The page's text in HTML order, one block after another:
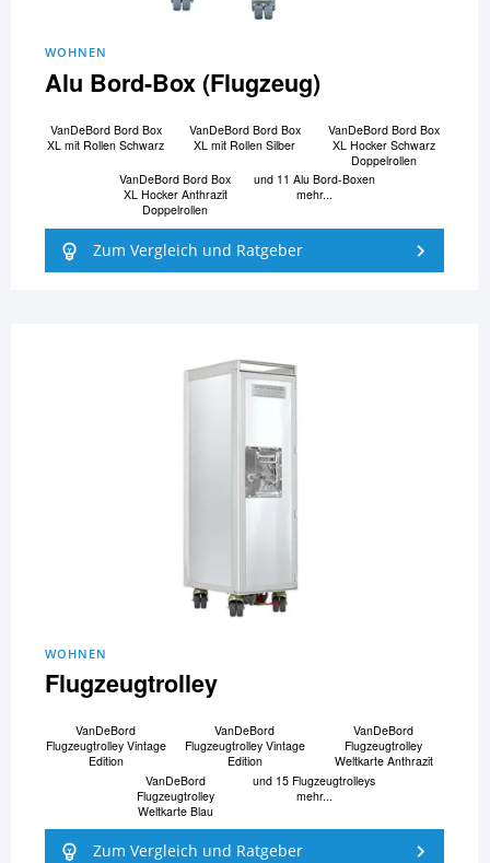
WOHNEN
Alu Bord-Box (Flugzeug)
VanDeBord Bord Box
XL mit Rollen Schwarz
VanDeBord Bord Box
XL mit Rollen Silber
VanDeBord Bord Box
XL Hocker Schwarz
Doppelrollen
VanDeBord Bord Box
XL Hocker Anthrazit
Doppelrollen
und 11 Alu Bord-Boxen
mehr...
Zum Vergleich und Ratgeber
WOHNEN
Flugzeugtrolley
VanDeBord
Flugzeugtrolley Vintage
Edition
VanDeBord
Flugzeugtrolley Vintage
Edition
VanDeBord
Flugzeugtrolley
Weltkarte Anthrazit
VanDeBord
Flugzeugtrolley
Weltkarte Blau
und 15 Flugzeugtrolleys
mehr...
Zum Vergleich und Ratgeber